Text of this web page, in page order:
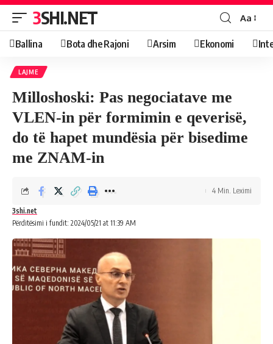
3SHI.NET Aa
Ballina Bota dhe Rajoni Arsim Ekonomi
LAJME
Milloshoski: Pas negociatave me
VLEN-in për formimin e qeverisë,
do të hapet mundësia për bisedime
me ZNAM-in
Përditësimi i fundit: 2024/05/21 at 11:39 AM
3shi.net
4 Min. Leximi